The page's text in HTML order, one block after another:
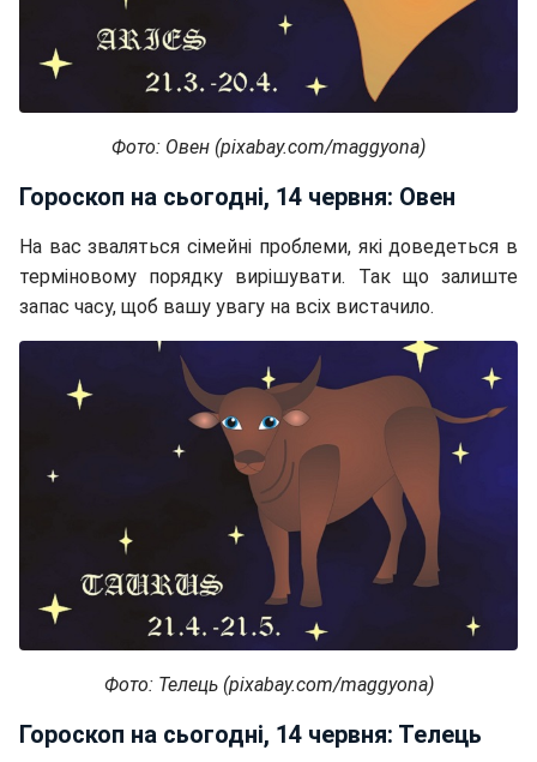
Фото: Овен (pixabay.com/maggyona)
Гороскоп на сьогодні, 14 червня: Овен
На вас зваляться сімейні проблеми, які доведеться в
терміновому порядку вирішувати. Так що залиште
запас часу, щоб вашу увагу на всіх вистачило.
Фото: Телець (pixabay.com/maggyona)
Гороскоп на сьогодні, 14 червня: Телець